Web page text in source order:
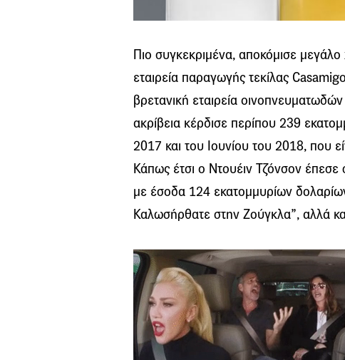
Πιο συγκεκριμένα, αποκόμισε
εταιρεία παραγωγής τεκίλας
βρετανική εταιρεία
ακρίβεια κέρδισε περίπου 239
2017 και του Ιουνίου του 2018, που
Κάπως έτσι ο Ντουέιν Τζόνσον
με έσοδα 124 εκατομμυρίων
Καλωσήρθατε στην Ζούγκλα”, αλλά